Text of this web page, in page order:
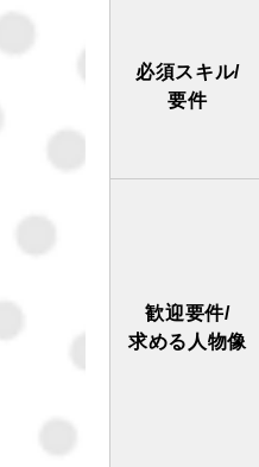
必須スキル/
要件
歓迎要件/
求める人物像